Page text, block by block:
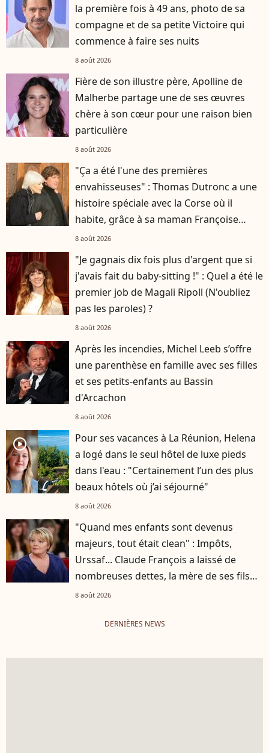
la première fois à 49 ans, photo de sa
compagne et de sa petite Victoire qui
commence à faire ses nuits
8 août 2026
Fière de son illustre père, Apolline de
Malherbe partage une de ses œuvres
chère à son cœur pour une raison bien
particulière
8 août 2026
"Ça a été l'une des premières
envahisseuses" : Thomas Dutronc a une
histoire spéciale avec la Corse où il
habite, grâce à sa maman Françoise
Hardy
8 août 2026
"Je gagnais dix fois plus d'argent que si
j'avais fait du baby-sitting !" : Quel a été le
premier job de Magali Ripoll (N'oubliez
pas les paroles) ?
8 août 2026
Après les incendies, Michel Leeb s’offre
une parenthèse en famille avec ses filles
et ses petits-enfants au Bassin
d'Arcachon
8 août 2026
player2
Pour ses vacances à La Réunion, Helena
a logé dans le seul hôtel de luxe pieds
dans l'eau : "Certainement l’un des plus
beaux hôtels où j’ai séjourné"
8 août 2026
"Quand mes enfants sont devenus
majeurs, tout était clean" : Impôts,
Urssaf... Claude François a laissé de
nombreuses dettes, la mère de ses fils
s'est occupée de tout
8 août 2026
DERNIÈRES NEWS